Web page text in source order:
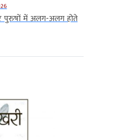
पुरुषों में अलग-अलग होते